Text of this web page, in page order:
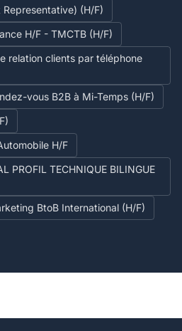
Representative) (H/F)
H/F - TMCTB (H/F)
relation clients par téléphone
vous B2B à Mi-Temps (H/F)
H/F
PROFIL TECHNIQUE BILINGUE
BtoB International (H/F)